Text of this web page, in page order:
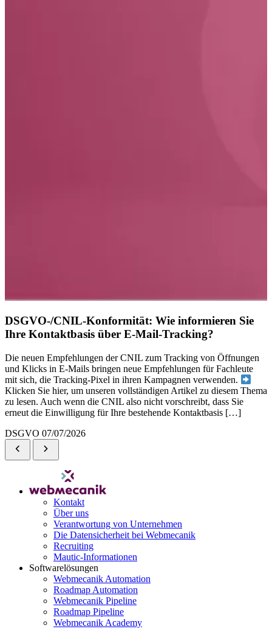
DSGVO-/CNIL-Konformität: Wie informieren Sie
Ihre Kontaktbasis über E-Mail-Tracking?
Die neuen Empfehlungen der CNIL zum Tracking von Öffnungen
und Klicks in E-Mails bringen neue Empfehlungen für Fachleute
mit sich, die Tracking-Pixel in ihren Kampagnen verwenden.
Klicken Sie hier, um unseren vollständigen Artikel zu diesem Thema
zu lesen. Auch wenn die CNIL also nicht vorschreibt, dass Sie
erneut die Einwilligung für Ihre bestehende Kontaktbasis […]
DSGVO 07/07/2026
Kontakt
Über uns
Verantwortung von Unternehmen
Die Datensicherheit bei Webmecanik
Recruiting
Mautic-Informationen
Softwarelösungen
Webmecanik Automation
Roadmap Automation
Webmecanik Pipeline
Roadmap Pipeline
Webmecanik Academy